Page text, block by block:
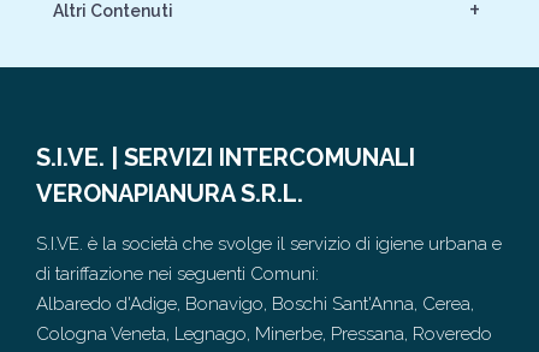
+
Altri Contenuti
S.I.VE. | SERVIZI INTERCOMUNALI
VERONAPIANURA S.R.L.
S.I.VE. è la società che svolge il servizio di igiene urbana e
di tariffazione nei seguenti Comuni:
Albaredo d'Adige, Bonavigo, Boschi Sant'Anna, Cerea,
Cologna Veneta, Legnago, Minerbe, Pressana, Roveredo